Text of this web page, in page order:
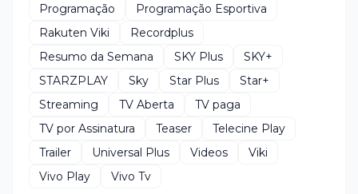
Programação
Programação Esportiva
Rakuten Viki
Recordplus
Resumo da Semana
SKY Plus
SKY+
STARZPLAY
Sky Star Plus
Star+
Streaming
TV Aberta
TV paga
TV por Assinatura
Teaser
Telecine Play
Trailer
Universal Plus Videos
Viki
Vivo Play
Vivo Tv